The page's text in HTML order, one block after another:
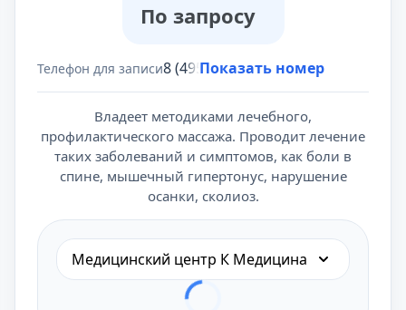
По запросу
Телефон для записи8 (495) 431-69-47
Показать номер
Владеет методиками лечебного,
профилактического массажа. Проводит лечение
таких заболеваний и симптомов, как боли в
спине, мышечный гипертонус, нарушение
осанки, сколиоз.
Медицинский центр К Медицина